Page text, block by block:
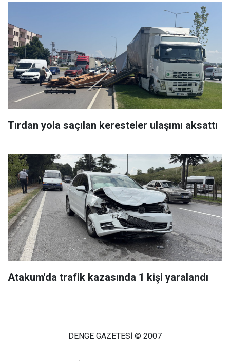
Tırdan yola saçılan keresteler ulaşımı aksattı
Atakum'da trafik kazasında 1 kişi yaralandı
DENGE GAZETESİ © 2007